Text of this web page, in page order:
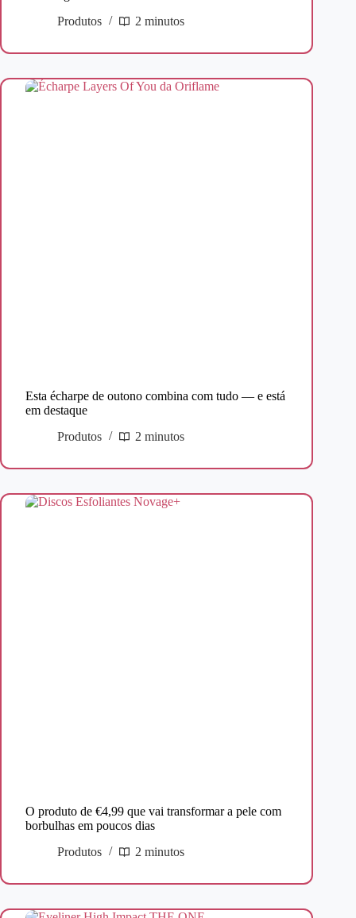
Produtos
2 minutos
Esta écharpe de outono combina com tudo — e está
em destaque
Produtos
2 minutos
O produto de €4,99 que vai transformar a pele com
borbulhas em poucos dias
Produtos
2 minutos